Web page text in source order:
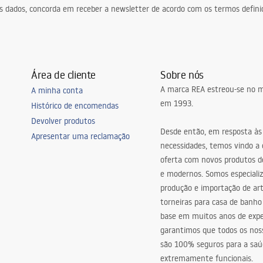
dados, concorda em receber a newsletter de acordo com os termos
Área de cliente
A minha conta
Histórico de encomendas
Devolver produtos
Apresentar uma reclamação
Sobre nós
A marca REA estreou-se no
em 1993.
Desde então, em resposta
necessidades, temos vindo
oferta com novos produtos
e modernos. Somos
produção e importação de
torneiras para casa de
base em muitos anos de
garantimos que todos os
são 100% seguros para a
extremamente funcionais.